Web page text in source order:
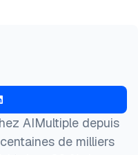
and Şimşek, Hazal},
à VisualCron}},
aimultiple.com/
le 4 Août 2026}
AIMultiple depuis
de milliers